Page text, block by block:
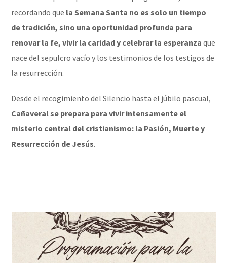
recordando que la Semana Santa no es solo un tiempo
de tradición, sino una oportunidad profunda para
renovar la fe, vivir la caridad y celebrar la esperanza que
nace del sepulcro vacío y los testimonios de los testigos de
la resurrección.
Desde el recogimiento del Silencio hasta el júbilo pascual,
Cañaveral se prepara para vivir intensamente el
misterio central del cristianismo: la Pasión, Muerte y
Resurrección de Jesús.